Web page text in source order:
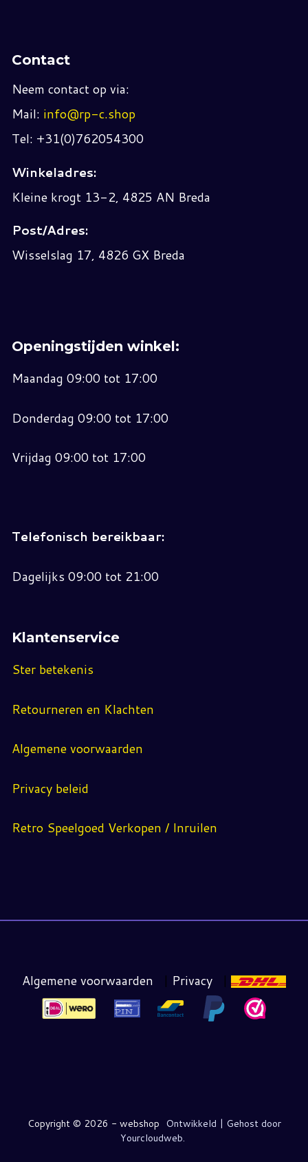
Contact
Neem contact op via:
Mail: info@rp-c.shop
Tel: +31(0)762054300
Winkeladres:
Kleine krogt 13-2, 4825 AN Breda
Post/Adres:
Wisselslag 17, 4826 GX Breda
Openingstijden winkel:
Maandag 09:00 tot 17:00
Donderdag 09:00 tot 17:00
Vrijdag 09:00 tot 17:00
Telefonisch bereikbaar:
Dagelijks 09:00 tot 21:00
Klantenservice
Ster betekenis
Retourneren en Klachten
Algemene voorwaarden
Privacy beleid
Retro Speelgoed Verkopen / Inruilen
Algemene voorwaarden | Privacy |
Copyright © 2026 - webshop Ontwikkeld | Gehost door
Yourcloudweb.